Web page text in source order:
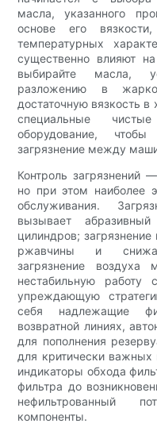
масла, указанного
основе его
температурных
существенно влияют
выбирайте масла,
разложению в
достаточную вязкость
специальные
оборудование, чтобы
загрязнение между
Контроль загрязнений
но при этом наиболее
обслуживания.
вызывает
цилиндров;
ржавчины и
загрязнение
нестабильную работу
упреждающую
себя надлежащие
возвратной линиях,
для пополнения
для критически важных
индикаторы обхода
фильтра до
нефильтрованный
компоненты.